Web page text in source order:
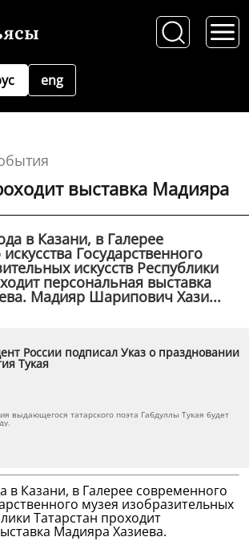
eng
выставка Мадияра
в Казани, в Галерее
Государственного
искусств Республики
персональная выставка
Мадияр Шарипович Хази...
России подписал Указ о праздновании
Тукая
выдающегося татарского поэта Габдуллы Тукая будет
в Казани, в Галерее современного
музея изобразительных
Татарстан проходит
Мадияра Хазиева.